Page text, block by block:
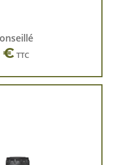
€ TTC